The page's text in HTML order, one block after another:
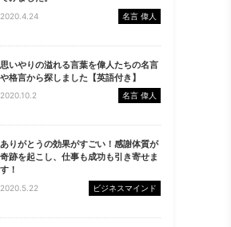
2020.4.24 名言 偉人
思いやりの溢れる言葉を偉人たちの名言
や格言から探しました【英語付き】
2020.10.2 名言 偉人
ありがとうの効果がすごい！感謝体質が
奇跡を起こし、仕事も成功も引き寄せま
す！
2020.5.22 ビジネスマインド